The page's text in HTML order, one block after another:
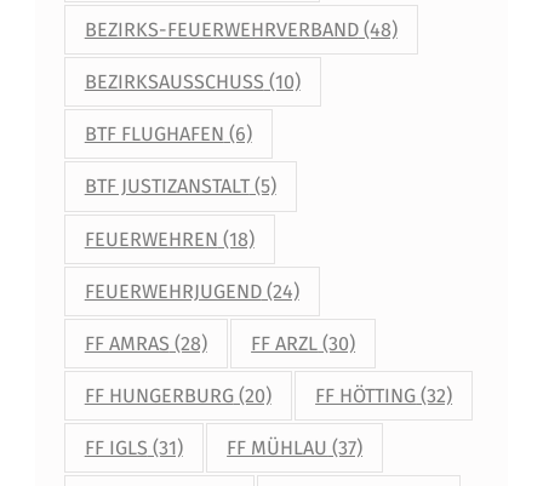
BEZIRKS-FEUERWEHRVERBAND(48)
BEZIRKSAUSSCHUSS (10)
BTF FLUGHAFEN (6)
BTF JUSTIZANSTALT(5)
FEUERWEHREN (18)
FEUERWEHRJUGEND(24)
FF AMRAS (28) FF ARZL (30)
FF HUNGERBURG(20) FF HÖTTING (32)
FF IGLS (31) FF MÜHLAU (37)